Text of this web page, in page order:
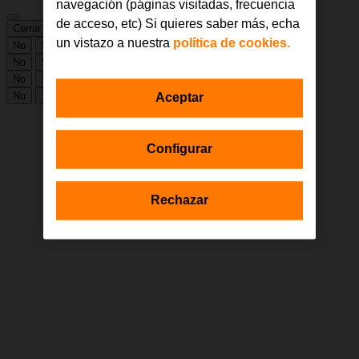
Cerrar
Guardar cambios
No
Sí
No
Sí
No
Sí
No
Sí
navegación (páginas visitadas, frecuencia
de acceso, etc) Si quieres saber más, echa
un vistazo a nuestra política de cookies.
Configurar
Rechazar
Aceptar